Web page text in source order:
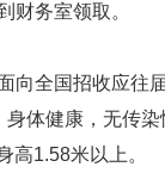
财务室领取。
向全国招收应往
体健康，无传染
高1.58米以上。